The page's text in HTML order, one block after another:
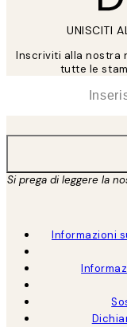
UNISCITI
Inscriviti alla nostra
tutte le
Si prega di leggere la
Informazioni